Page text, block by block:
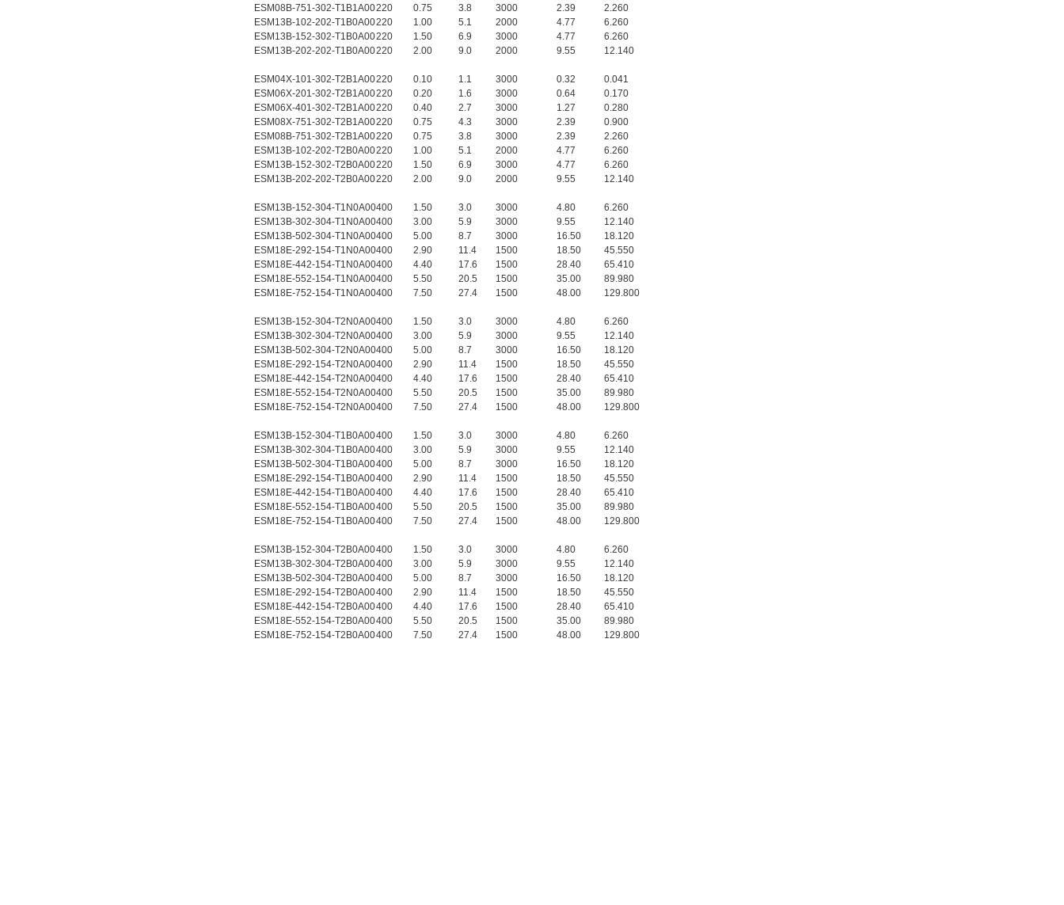
ESM08B-751-302-T1B1A00220 0.75 3.8 3000 2.39
2.260
ESM13B-102-202-T1B0A00220 1.00 5.1 2000 4.77
6.260
ESM13B-152-302-T1B0A00220 1.50 6.9 3000 4.77
6.260
ESM13B-202-202-T1B0A00220 2.00 9.0 2000 9.55 12.140
ESM04X-101-302-T2B1A00220 0.10 1.1 3000 0.32
0.041
ESM06X-201-302-T2B1A00220 0.20 1.6 3000 0.64
0.170
ESM06X-401-302-T2B1A00220 0.40 2.7 3000 1.27
0.280
ESM08X-751-302-T2B1A00220 0.75 4.3 3000 2.39
0.900
ESM08B-751-302-T2B1A00220 0.75 3.8 3000 2.39
2.260
ESM13B-102-202-T2B0A00220 1.00 5.1 2000 4.77
6.260
ESM13B-152-302-T2B0A00220 1.50 6.9 3000 4.77
6.260
ESM13B-202-202-T2B0A00220 2.00 9.0 2000 9.55 12.140
ESM13B-152-304-T1N0A00400 1.50 3.0 3000 4.80
6.260
ESM13B-302-304-T1N0A00400 3.00 5.9 3000 9.55
12.140
ESM13B-502-304-T1N0A00400 5.00 8.7 3000 16.50
18.120
ESM18E-292-154-T1N0A00400 2.90 11.4 1500 18.50
45.550
ESM18E-442-154-T1N0A00400 4.40 17.6 1500 28.40
65.410
ESM18E-552-154-T1N0A00400 5.50 20.5 1500 35.00
89.980
ESM18E-752-154-T1N0A00400 7.50 27.4 1500 48.00 129.800
ESM13B-152-304-T2N0A00400 1.50 3.0 3000 4.80
6.260
ESM13B-302-304-T2N0A00400 3.00 5.9 3000 9.55
12.140
ESM13B-502-304-T2N0A00400 5.00 8.7 3000 16.50
18.120
ESM18E-292-154-T2N0A00400 2.90 11.4 1500 18.50
45.550
ESM18E-442-154-T2N0A00400 4.40 17.6 1500 28.40
65.410
ESM18E-552-154-T2N0A00400 5.50 20.5 1500 35.00
89.980
ESM18E-752-154-T2N0A00400 7.50 27.4 1500 48.00 129.800
ESM13B-152-304-T1B0A00400 1.50 3.0 3000 4.80
6.260
ESM13B-302-304-T1B0A00400 3.00 5.9 3000 9.55
12.140
ESM13B-502-304-T1B0A00400 5.00 8.7 3000 16.50
18.120
ESM18E-292-154-T1B0A00400 2.90 11.4 1500 18.50
45.550
ESM18E-442-154-T1B0A00400 4.40 17.6 1500 28.40
65.410
ESM18E-552-154-T1B0A00400 5.50 20.5 1500 35.00
89.980
ESM18E-752-154-T1B0A00400 7.50 27.4 1500 48.00 129.800
ESM13B-152-304-T2B0A00400 1.50 3.0 3000 4.80
6.260
ESM13B-302-304-T2B0A00400 3.00 5.9 3000 9.55
12.140
ESM13B-502-304-T2B0A00400 5.00 8.7 3000 16.50
18.120
ESM18E-292-154-T2B0A00400 2.90 11.4 1500 18.50
45.550
ESM18E-442-154-T2B0A00400 4.40 17.6 1500 28.40
65.410
ESM18E-552-154-T2B0A00400 5.50 20.5 1500 35.00
89.980
ESM18E-752-154-T2B0A00400 7.50 27.4 1500 48.00 129.800